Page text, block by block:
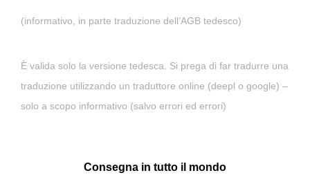
(informativo, in parte traduzione dell’AGB tedesco)
È valida solo la versione tedesca. Si prega di far tradurre una
traduzione utilizzando un traduttore online (deepl o google) –
solo a scopo informativo (salvo errori ed errori)
Consegna in tutto il mondo